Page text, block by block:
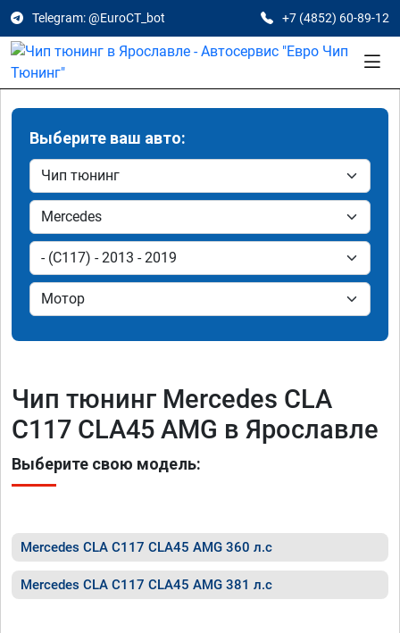
Telegram: @EuroCT_bot +7 (4852) 60-89-12
Выберите ваш авто:
Чип тюнинг Mercedes CLA
C117 CLA45 AMG в Ярославле
Выберите свою модель:
Mercedes CLA C117 CLA45 AMG 360 л.с
Mercedes CLA C117 CLA45 AMG 381 л.с